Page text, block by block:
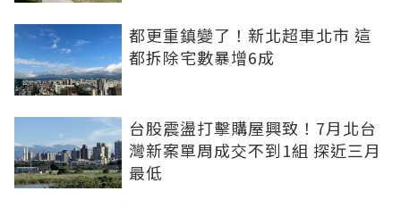
都更重鎮變了！新北超車北市 這
都拆除宅數暴增6成
台股震盪打擊購屋興致！7月北台
灣新案單周成交不到1組 探近三月
最低